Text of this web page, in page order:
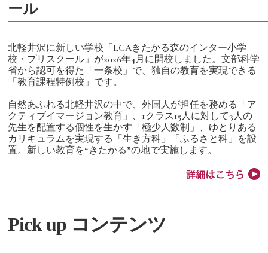
ール
北軽井沢に新しい学校「LCAきたかる森のインター小学
校・プリスクール」が2026年4月に開校しました。文部科学
省から認可を得た「一条校」で、独自の教育を実現できる
「教育課程特例校」です。
自然あふれる北軽井沢の中で、外国人が担任を務める「ア
クティブイマージョン教育」、1クラス15人に対して3人の
先生を配置する個性を生かす「極少人数制」、ゆとりある
カリキュラムを実現する「生き方科」「ふるさと科」を設
置。新しい教育を“きたかる”の地で実施します。
Pick up コンテンツ